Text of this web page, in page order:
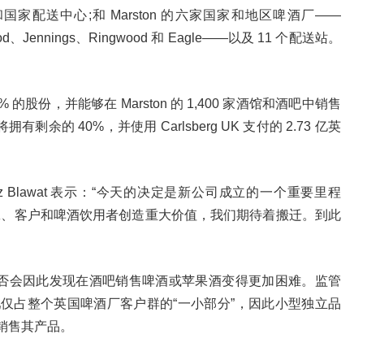
国家配送中心;和 Marston 的六家国家和地区啤酒厂——
、Jennings、Ringwood 和 Eagle——以及 11 个配送站。
的股份，并能够在 Marston 的 1,400 家酒馆和酒吧中销售
拥有剩余的 40%，并使用 Carlsberg UK 支付的 2.73 亿英
Blawat 表示：“今天的决定是新公司成立的一个重要里程
客户和啤酒饮用者创造重大价值，我们期待着搬迁。到此
会因此发现在酒吧销售啤酒或苹果酒变得更加困难。监管
占整个英国啤酒厂客户群的“一小部分”，因此小型独立品
售其产品。